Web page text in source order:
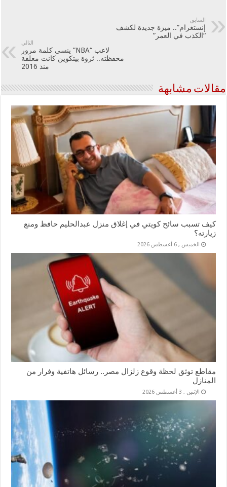
السابق
إنستغرام”.. ميزة جديدة لكشف
“الكذب في العمر”
التالي
لاعب “NBA” ينسى كلمة مرور
محفظته.. ثروة بيتكوين كانت معلقة
منذ 2016
مقالات مشابهة
كيف تسبب سائح كويتي في إغلاق منزل عبدالحليم حافظ ومنع
زيارته؟
الخميس , 6 أغسطس 2026
مقاطع توثق لحظة وقوع زلزال مصر.. رسائل هاتفية وفرار من
المنازل
الإثنين , 3 أغسطس 2026